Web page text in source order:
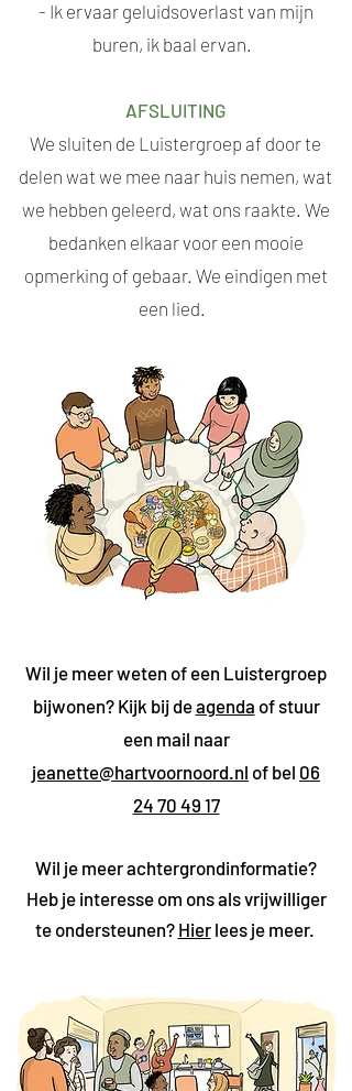
- Ik ervaar geluidsoverlast van mijn
buren, ik baal ervan.
AFSLUITING
We sluiten de Luistergroep af door te
delen wat we mee naar huis nemen, wat
we hebben geleerd, wat ons raakte. We
bedanken elkaar voor een mooie
opmerking of gebaar. We eindigen met
een lied.
Wil je meer weten of een Luistergroep
bijwonen? Kijk bij deagenda of stuur
een mail naar
jeanette@hartvoornoord.nl of bel 06
24 70 49 17
Wil je meer achtergrondinformatie?
Heb je interesse om ons als vrijwilliger
te ondersteunen? Hierlees je meer.